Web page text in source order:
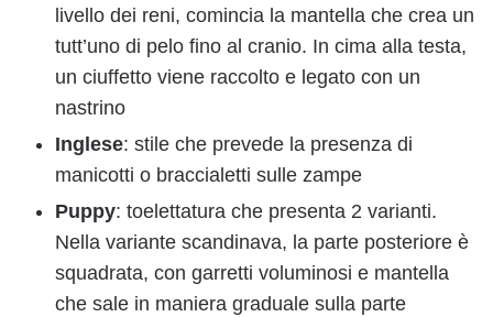
livello dei reni, comincia la mantella che crea un
tutt’uno di pelo fino al cranio. In cima alla testa,
un ciuffetto viene raccolto e legato con un
nastrino
Inglese: stile che prevede la presenza di
manicotti o braccialetti sulle zampe
Puppy: toelettatura che presenta 2 varianti.
Nella variante scandinava, la parte posteriore è
squadrata, con garretti voluminosi e mantella
che sale in maniera graduale sulla parte